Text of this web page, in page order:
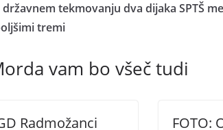
državnem tekmovanju dva dijaka SPTŠ
tremi
vam bo všeč tudi
Radmožanci FOTO: